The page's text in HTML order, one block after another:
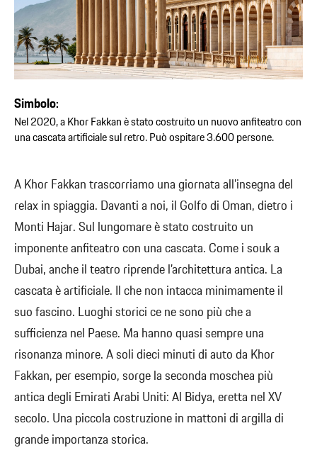
Simbolo:
Nel 2020, a Khor Fakkan è stato costruito un nuovo anfiteatro con
una cascata artificiale sul retro. Può ospitare 3.600 persone.
A Khor Fakkan trascorriamo una giornata all’insegna del
relax in spiaggia. Davanti a noi, il Golfo di Oman, dietro i
Monti Hajar. Sul lungomare è stato costruito un
imponente anfiteatro con una cascata. Come i souk a
Dubai, anche il teatro riprende l’architettura antica. La
cascata è artificiale. Il che non intacca minimamente il
suo fascino. Luoghi storici ce ne sono più che a
sufficienza nel Paese. Ma hanno quasi sempre una
risonanza minore. A soli dieci minuti di auto da Khor
Fakkan, per esempio, sorge la seconda moschea più
antica degli Emirati Arabi Uniti: Al Bidya, eretta nel XV
secolo. Una piccola costruzione in mattoni di argilla di
grande importanza storica.